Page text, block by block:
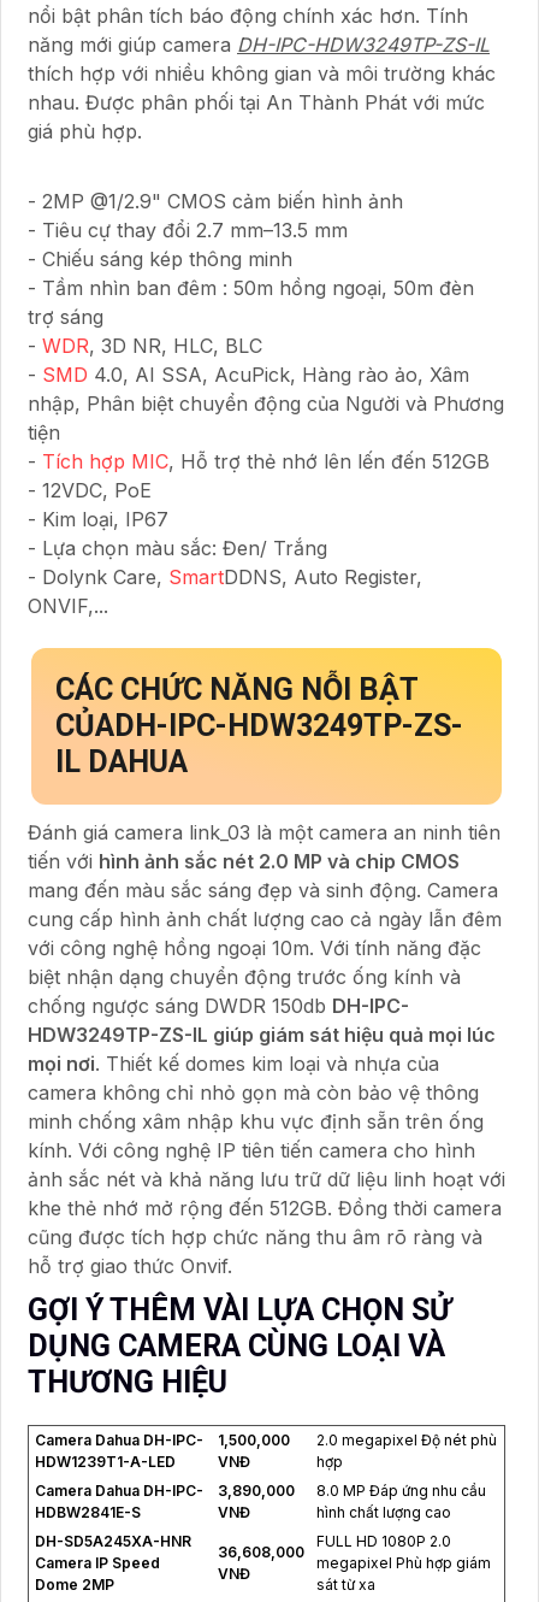
nổi bật phân tích báo động chính xác hơn. Tính
năng mới giúp camera DH-IPC-HDW3249TP-ZS-IL
thích hợp với nhiều không gian và môi trường khác
nhau. Được phân phối tại An Thành Phát với mức
giá phù hợp.
- 2MP @1/2.9" CMOS cảm biến hình ảnh
- Tiêu cự thay đổi 2.7 mm–13.5 mm
- Chiếu sáng kép thông minh
- Tầm nhìn ban đêm : 50m hồng ngoại, 50m đèn
trợ sáng
- WDR, 3D NR, HLC, BLC
- SMD 4.0, AI SSA, AcuPick, Hàng rào ảo, Xâm
nhập, Phân biệt chuyển động của Người và Phương
tiện
- Tích hợp MIC, Hỗ trợ thẻ nhớ lên lến đến 512GB
- 12VDC, PoE
- Kim loại, IP67
- Lựa chọn màu sắc: Đen/ Trắng
- Dolynk Care, SmartDDNS, Auto Register,
ONVIF,...
CÁC CHỨC NĂNG NỖI BẬT
CỦADH-IPC-HDW3249TP-ZS-
IL DAHUA
Đánh giá camera link_03 là một camera an ninh tiên
tiến với hình ảnh sắc nét 2.0 MP và chip CMOS
mang đến màu sắc sáng đẹp và sinh động. Camera
cung cấp hình ảnh chất lượng cao cả ngày lẫn đêm
với công nghệ hồng ngoại 10m. Với tính năng đặc
biệt nhận dạng chuyển động trước ống kính và
chống ngược sáng DWDR 150db DH-IPC-
HDW3249TP-ZS-IL giúp giám sát hiệu quả mọi lúc
mọi nơi. Thiết kế domes kim loại và nhựa của
camera không chỉ nhỏ gọn mà còn bảo vệ thông
minh chống xâm nhập khu vực định sẵn trên ống
kính. Với công nghệ IP tiên tiến camera cho hình
ảnh sắc nét và khả năng lưu trữ dữ liệu linh hoạt với
khe thẻ nhớ mở rộng đến 512GB. Đồng thời camera
cũng được tích hợp chức năng thu âm rõ ràng và
hỗ trợ giao thức Onvif.
GỢI Ý THÊM VÀI LỰA CHỌN SỬ
DỤNG CAMERA CÙNG LOẠI VÀ
THƯƠNG HIỆU
Camera Dahua DH-IPC-
HDW1239T1-A-LED
1,500,000
VNĐ
2.0 megapixel Độ nét phù
hợp
Camera Dahua DH-IPC-
HDBW2841E-S
3,890,000
VNĐ
8.0 MP Đáp ứng nhu cầu
hình chất lượng cao
DH-SD5A245XA-HNR
Camera IP Speed
Dome 2MP
36,608,000
VNĐ
FULL HD 1080P 2.0
megapixel Phù hợp giám
sát từ xa